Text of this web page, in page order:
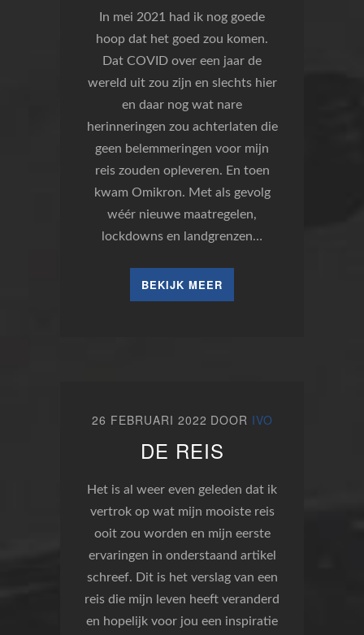
In mei 2021 had ik nog goede
hoop dat het goed zou komen.
Dat COVID over een jaar de
wereld uit zou zijn en slechts hier
en daar nog wat nare
herinneringen zou achterlaten die
geen belemmeringen voor mijn
reis zouden opleveren. En toen
kwam Omikron. Met als gevolg
wéér nieuwe maatregelen,
lockdowns en landgrenzen…
BEKIJK MEER
26 FEBRUARI 2022 DOOR IVO
DE REIS
Het is al weer even geleden dat ik
vertrok op wat mijn mooiste reis
ooit zou worden en mijn eerste
ervaringen in onderstaand artikel
schreef. Dit is het verslag van een
reis die mijn leven heeft veranderd
en hopelijk voor jou een inspiratie